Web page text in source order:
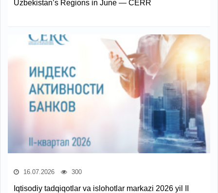
Uzbekistan’s Regions in June — CERR
16.07.2026 300
Iqtisodiy tadqiqotlar va islohotlar markazi 2026 yil II